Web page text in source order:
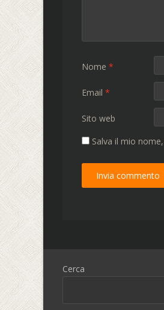
Nome *
Email *
Sito web
Salva il mio
Cerca